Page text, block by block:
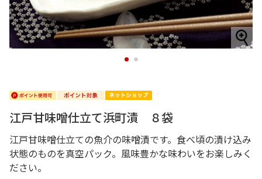
1 2
江戸甘味噌仕立て浜町漬 ８袋
江戸甘味噌仕立ての魚介の味噌漬です。食べ頃の漬け込み
状態のものを真空パック。風味豊かな味わいをお楽しみく
ださい。